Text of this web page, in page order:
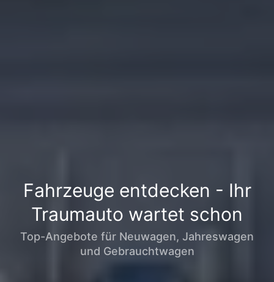
Fahrzeuge entdecken - Ihr
Traumauto wartet schon
Top-Angebote für Neuwagen, Jahreswagen
und Gebrauchtwagen